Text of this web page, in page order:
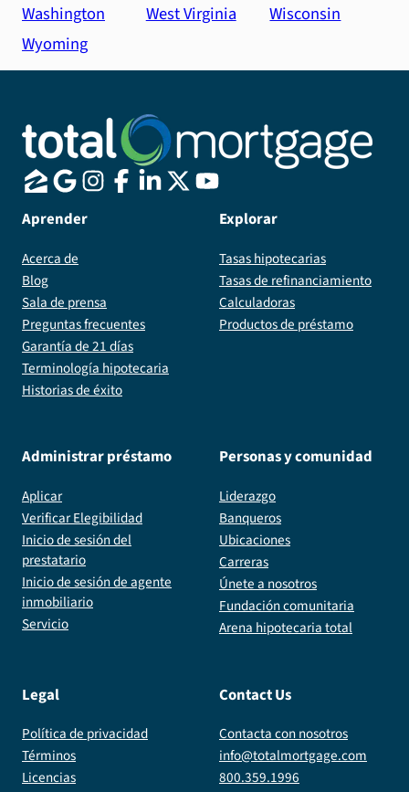
Washington
West Virginia
Wisconsin
Wyoming
Aprender
Acerca de
Blog
Sala de prensa
Preguntas frecuentes
Garantía de 21 días
Terminología hipotecaria
Historias de éxito
Explorar
Tasas hipotecarias
Tasas de refinanciamiento
Calculadoras
Productos de préstamo
Administrar préstamo
Aplicar
Verificar Elegibilidad
Inicio de sesión del
prestatario
Inicio de sesión de agente
inmobiliario
Servicio
Personas y comunidad
Liderazgo
Banqueros
Ubicaciones
Carreras
Únete a nosotros
Fundación comunitaria
Arena hipotecaria total
Legal
Política de privacidad
Términos
Licencias
Contact Us
Contacta con nosotros
info@totalmortgage.com
800.359.1996